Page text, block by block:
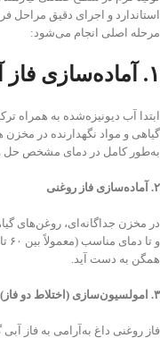
استاندارد و اجرای دقیق مراحل
مرحله اصلی انجام می‌شود:
۱. آماده‌سازی فاز
ابتدا آب دیونیزه‌شده به همراه
گیاهی و مواد نگهدارنده در
به‌طور کامل در دمای مشخص حل
۲. آماده‌سازی فاز روغنی
در مخزن جداگانه‌ای، روغن‌های
همگن به دست آید.
۳. امولسیون‌سازی (اختلاط دو فاز)
فاز روغنی داغ به‌آرامی به فاز